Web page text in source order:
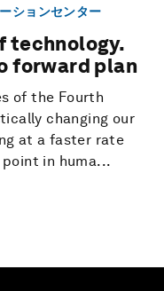
ションセンター
technology.
forward plan
of the Fourth
changing our
at a faster rate
in huma...